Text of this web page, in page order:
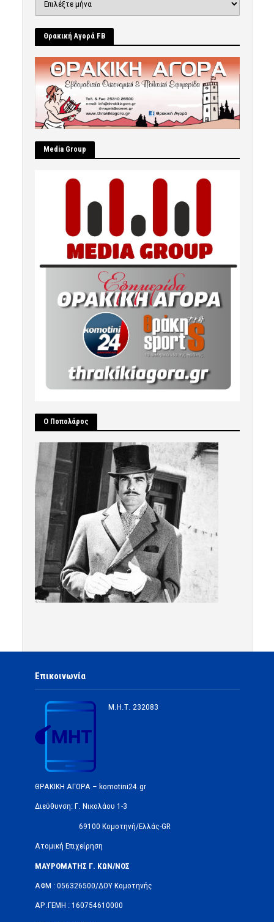
Θρακική Αγορά FB
Μedia Group
Ο Ποπολάρος
Επικοινωνία
Μ.Η.Τ. 232083
ΘΡΑΚΙΚΗ ΑΓΟΡΑ – komotini24.gr
Διεύθυνση: Γ. Νικολάου 1-3
69100 Κομοτηνή/Ελλάς-GR
Ατομική Επιχείρηση
ΜΑΥΡΟΜΑΤΗΣ Γ. ΚΩΝ/ΝΟΣ
ΑΦΜ : 056326500/ΔOΥ Κομοτηνής
ΑΡ.ΓΕΜΗ : 160754610000